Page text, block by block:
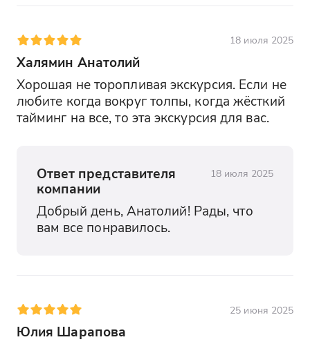
18 июля 2025
Халямин Анатолий
Хорошая не торопливая экскурсия. Если не
любите когда вокруг толпы, когда жёсткий
тайминг на все, то эта экскурсия для вас.
Ответ представителя
компании
18 июля 2025
Добрый день, Анатолий! Рады, что
вам все понравилось.
25 июня 2025
Юлия Шарапова